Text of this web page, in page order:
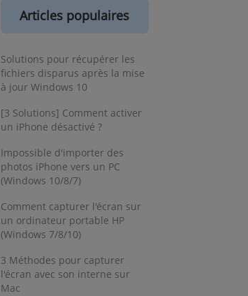
Articles populaires
Solutions pour récupérer les
fichiers disparus après la mise
à jour Windows 10
[3 Solutions] Comment activer
un iPhone désactivé ?
Impossible d'importer des
photos iPhone vers un PC
(Windows 10/8/7)
Comment capturer l'écran sur
un ordinateur portable HP
(Windows 7/8/10)
3 Méthodes pour capturer
l'écran avec son interne sur
Mac